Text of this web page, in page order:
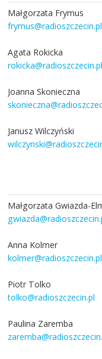
Małgorzata Frymus
frymus@radioszczecin.pl
Agata Rokicka
rokicka@radioszczecin.pl
Joanna Skonieczna
Janusz Wilczyński
Małgorzata Gwiazda-
Anna Kolmer
kolmer@radioszczecin.pl
Piotr Tolko
tolko@radioszczecin.pl
Paulina Zaremba